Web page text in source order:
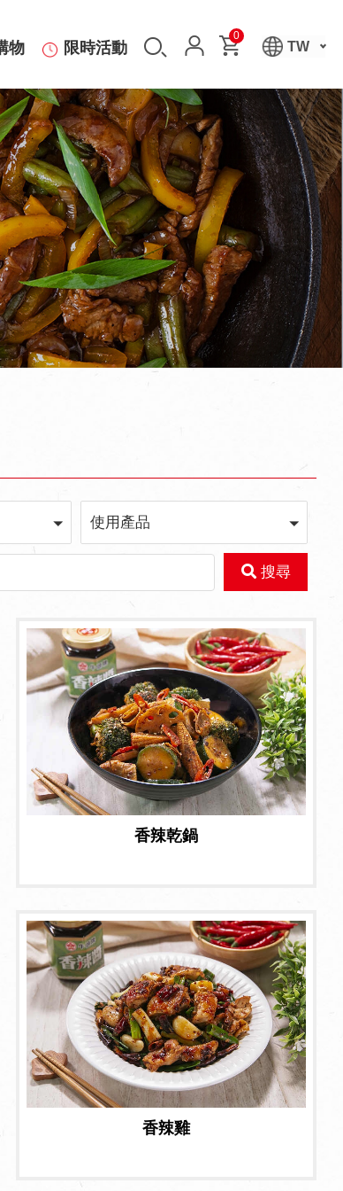
物 限時活動 TW
0
使用產品
搜尋
香辣乾鍋
香辣雞